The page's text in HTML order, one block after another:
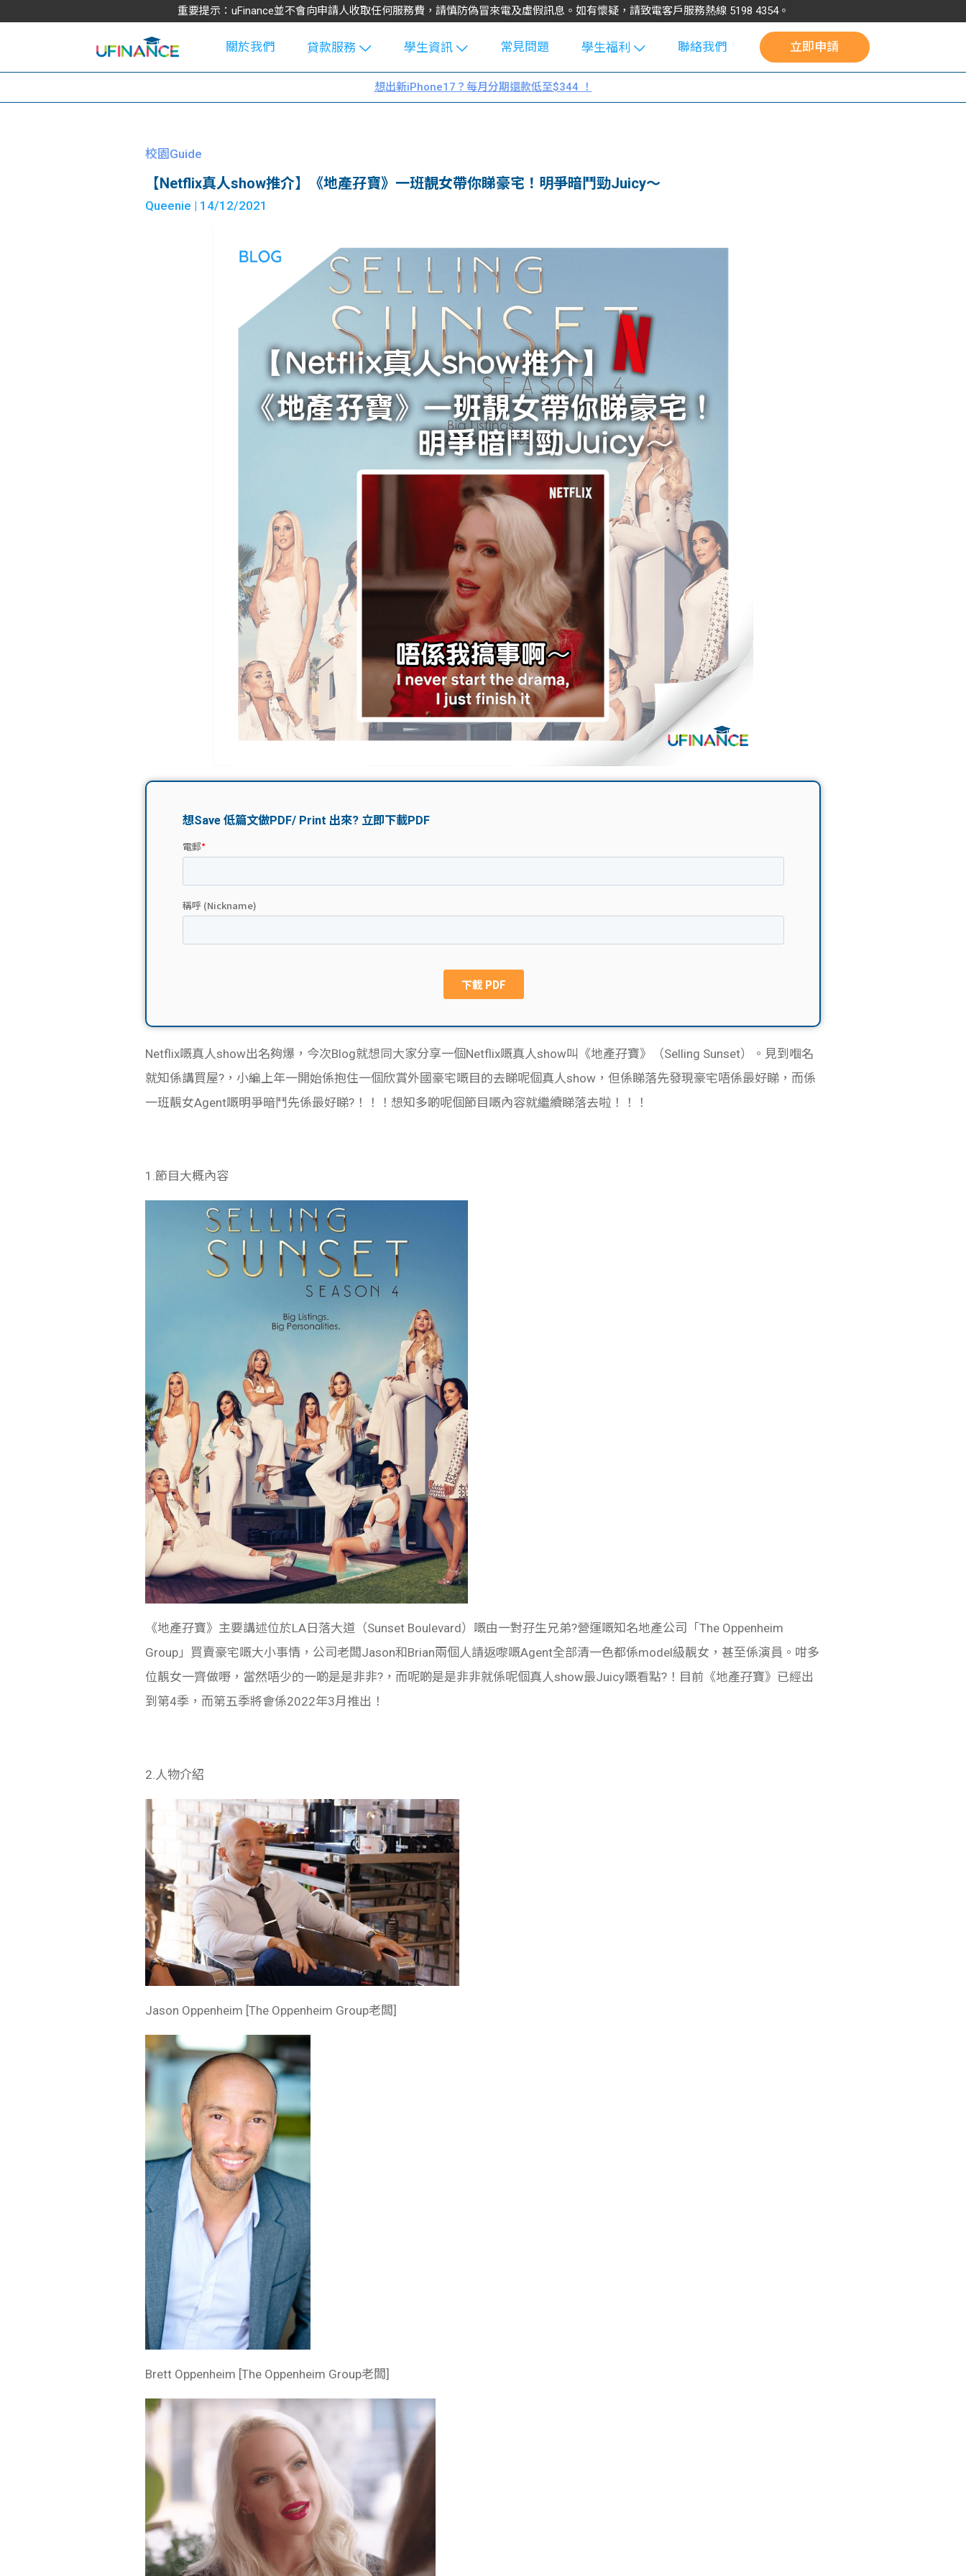
重要提示：uFinance並不會向申請人收取任何服務費，請慎防偽冒來電及虛假訊息。如有懷疑，請致電客戶服務熱線 5198 4354。
關於我們
貸款服務
學生貸款
大學生學費
機
網上私人貸
貸款計數
機
學生資訊
Blog
大專生筍
Exchang
Guide
理財
Guide
學生貸款
101
常見問題
學生福利
uFinance 校
園贊助
聯絡我們 立即申請
想出新iPhone17？每月分期還款低至$344 ！
校園Guide
【Netflix真人show推介】《地產孖寶》一班靚女帶你睇豪宅！明爭暗鬥勁Juicy～
Queenie | 14/12/2021
Netflix嘅真人show出名夠爆，今次Blog就想同大家分享一個Netflix嘅真人show叫《地產孖寶》（Selling Sunset）。見到嗰名
就知係講買屋?，小編上年一開始係抱住一個欣賞外國豪宅嘅目的去睇呢個真人show，但係睇落先發現豪宅唔係最好睇，而係
一班靚女Agent嘅明爭暗鬥先係最好睇?！！！想知多啲呢個節目嘅內容就繼續睇落去啦！！！
1.節目大概內容
《地產孖寶》主要講述位於LA日落大道（Sunset Boulevard）嘅由一對孖生兄弟?營運嘅知名地產公司「The Oppenheim
Group」買賣豪宅嘅大小事情，公司老闆Jason和Brian兩個人請返嚟嘅Agent全部清一色都係model級靚女，甚至係演員。咁多
位靚女一齊做嘢，當然唔少的一啲是是非非?，而呢啲是是非非就係呢個真人show最Juicy嘅看點?！目前《地產孖寶》已經出
到第4季，而第五季將會係2022年3月推出！
2.人物介紹
Jason Oppenheim [The Oppenheim Group老闆]
Brett Oppenheim [The Oppenheim Group老闆]